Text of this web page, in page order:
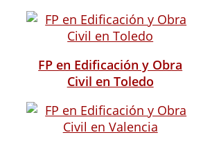
FP en Edificación y Obra
Civil en Toledo